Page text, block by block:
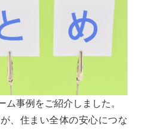
事例をご紹介しました。
、住まい全体の安心につな